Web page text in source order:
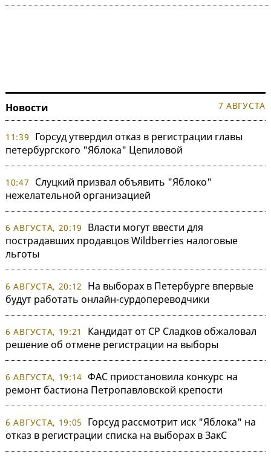
Новости 7 АВГУСТА
11:39
Горсуд утвердил отказ в регистрации главы
петербургского "Яблока" Цепиловой
10:47
Слуцкий призвал объявить "Яблоко"
нежелательной организацией
6 АВГУСТА, 20:19
Власти могут ввести для
пострадавших продавцов Wildberries налоговые
льготы
6 АВГУСТА, 20:12
На выборах в Петербурге впервые
будут работать онлайн-сурдопереводчики
6 АВГУСТА, 19:21
Кандидат от СР Сладков обжаловал
решение об отмене регистрации на выборы
6 АВГУСТА, 19:14 ФАС приостановила конкурс на
ремонт бастиона Петропавловской крепости
6 АВГУСТА, 19:05
Горсуд рассмотрит иск "Яблока" на
отказ в регистрации списка на выборах в ЗакС